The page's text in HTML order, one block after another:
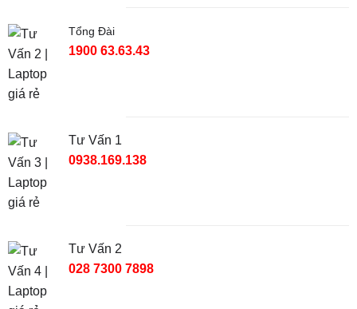
Tổng Đài
1900 63.63.43
Tư Vấn 1
0938.169.138
Tư Vấn 2
028 7300 7898